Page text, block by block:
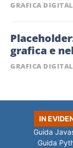
GRAFICA
grafica e
GRAFICA
IN
Guida
Guida